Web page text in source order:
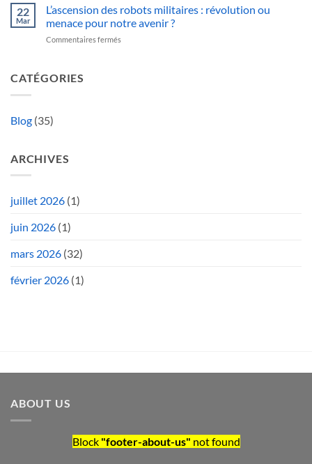
votre
créativité
domicile
comment
un
robot
humanoïde
22
Mar
L’ascension des robots militaires : révolution ou
menace pour notre avenir ?
Commentaires fermés
CATÉGORIES
Blog (35)
ARCHIVES
juillet 2026 (1)
juin 2026 (1)
mars 2026 (32)
février 2026 (1)
ABOUT US
Block "footer-about-us" not found